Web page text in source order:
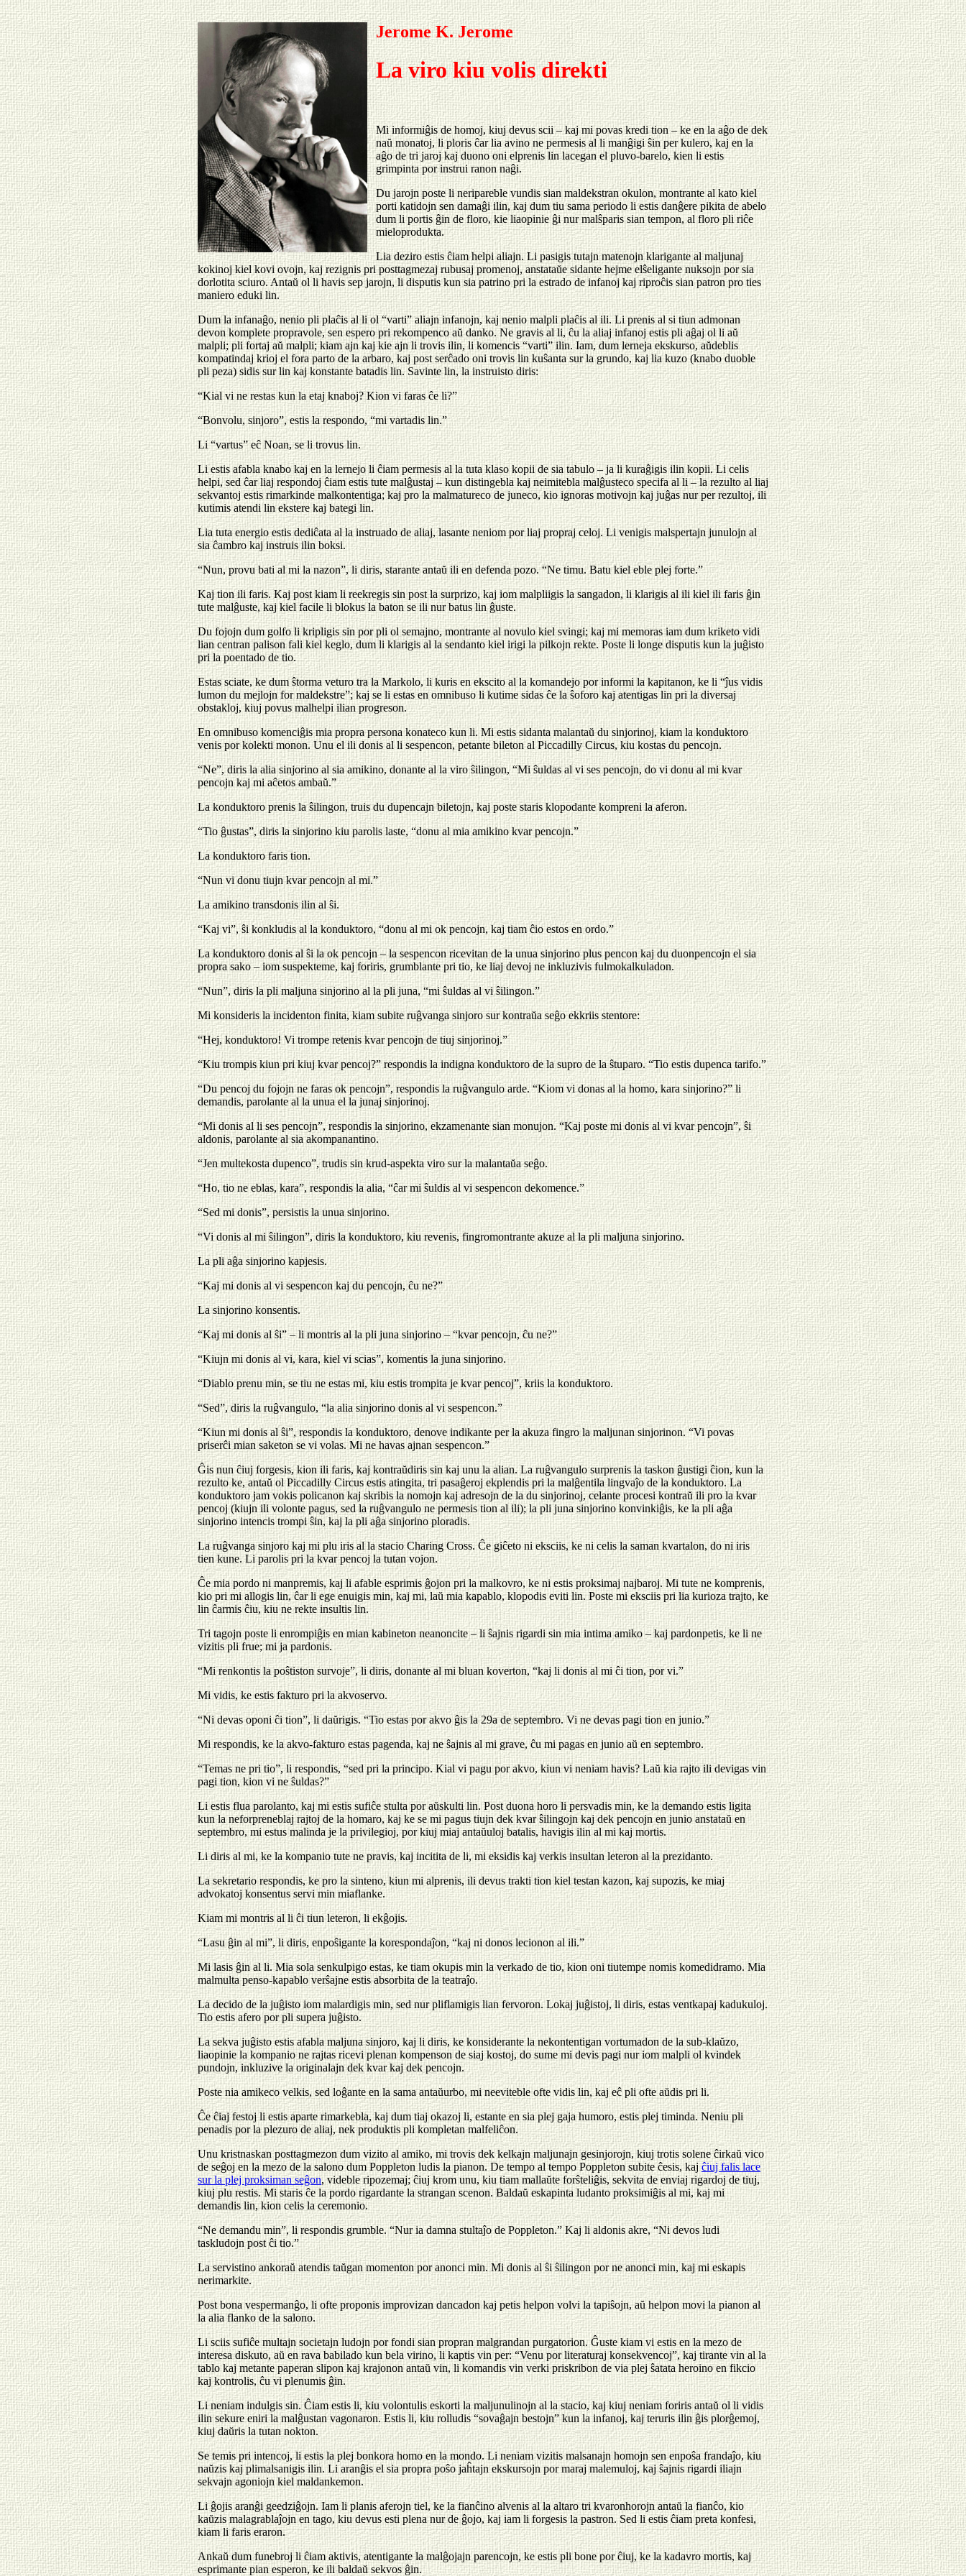
Jerome K. Jerome
La viro kiu volis direkti
Mi informiĝis de homoj, kiuj devus scii – kaj mi povas kredi tion – ke en la aĝo de dek
naŭ monatoj, li ploris ĉar lia avino ne permesis al li manĝigi ŝin per kulero, kaj en la
aĝo de tri jaroj kaj duono oni elprenis lin lacegan el pluvo-barelo, kien li estis
grimpinta por instrui ranon naĝi.
Du jarojn poste li neripareble vundis sian maldekstran okulon, montrante al kato kiel
porti katidojn sen damaĝi ilin, kaj dum tiu sama periodo li estis danĝere pikita de abelo
dum li portis ĝin de floro, kie liaopinie ĝi nur malŝparis sian tempon, al floro pli riĉe
mieloprodukta.
Lia deziro estis ĉiam helpi aliajn. Li pasigis tutajn matenojn klarigante al maljunaj
kokinoj kiel kovi ovojn, kaj rezignis pri posttagmezaj rubusaj promenoj, anstataŭe sidante hejme elŝeligante nuksojn por sia
dorlotita sciuro. Antaŭ ol li havis sep jarojn, li disputis kun sia patrino pri la estrado de infanoj kaj riproĉis sian patron pro ties
maniero eduki lin.
Dum la infanaĝo, nenio pli plaĉis al li ol “varti” aliajn infanojn, kaj nenio malpli plaĉis al ili. Li prenis al si tiun admonan
devon komplete propravole, sen espero pri rekompenco aŭ danko. Ne gravis al li, ĉu la aliaj infanoj estis pli aĝaj ol li aŭ
malpli; pli fortaj aŭ malpli; kiam ajn kaj kie ajn li trovis ilin, li komencis “varti” ilin. Iam, dum lerneja ekskurso, aŭdeblis
kompatindaj krioj el fora parto de la arbaro, kaj post serĉado oni trovis lin kuŝanta sur la grundo, kaj lia kuzo (knabo duoble
pli peza) sidis sur lin kaj konstante batadis lin. Savinte lin, la instruisto diris:
“Kial vi ne restas kun la etaj knaboj? Kion vi faras ĉe li?”
“Bonvolu, sinjoro”, estis la respondo, “mi vartadis lin.”
Li “vartus” eĉ Noan, se li trovus lin.
Li estis afabla knabo kaj en la lernejo li ĉiam permesis al la tuta klaso kopii de sia tabulo – ja li kuraĝigis ilin kopii. Li celis
helpi, sed ĉar liaj respondoj ĉiam estis tute malĝustaj – kun distingebla kaj neimitebla malĝusteco specifa al li – la rezulto al liaj
sekvantoj estis rimarkinde malkontentiga; kaj pro la malmatureco de juneco, kio ignoras motivojn kaj juĝas nur per rezultoj, ili
kutimis atendi lin ekstere kaj bategi lin.
Lia tuta energio estis dediĉata al la instruado de aliaj, lasante neniom por liaj propraj celoj. Li venigis malspertajn junulojn al
sia ĉambro kaj instruis ilin boksi.
“Nun, provu bati al mi la nazon”, li diris, starante antaŭ ili en defenda pozo. “Ne timu. Batu kiel eble plej forte.”
Kaj tion ili faris. Kaj post kiam li reekregis sin post la surprizo, kaj iom malpliigis la sangadon, li klarigis al ili kiel ili faris ĝin
tute malĝuste, kaj kiel facile li blokus la baton se ili nur batus lin ĝuste.
Du fojojn dum golfo li kripligis sin por pli ol semajno, montrante al novulo kiel svingi; kaj mi memoras iam dum kriketo vidi
lian centran palison fali kiel keglo, dum li klarigis al la sendanto kiel irigi la pilkojn rekte. Poste li longe disputis kun la juĝisto
pri la poentado de tio.
Estas sciate, ke dum ŝtorma veturo tra la Markolo, li kuris en ekscito al la komandejo por informi la kapitanon, ke li “ĵus vidis
lumon du mejlojn for maldekstre”; kaj se li estas en omnibuso li kutime sidas ĉe la ŝoforo kaj atentigas lin pri la diversaj
obstakloj, kiuj povus malhelpi ilian progreson.
En omnibuso komenciĝis mia propra persona konateco kun li. Mi estis sidanta malantaŭ du sinjorinoj, kiam la konduktoro
venis por kolekti monon. Unu el ili donis al li sespencon, petante bileton al Piccadilly Circus, kiu kostas du pencojn.
“Ne”, diris la alia sinjorino al sia amikino, donante al la viro ŝilingon, “Mi ŝuldas al vi ses pencojn, do vi donu al mi kvar
pencojn kaj mi aĉetos ambaŭ.”
La konduktoro prenis la ŝilingon, truis du dupencajn biletojn, kaj poste staris klopodante kompreni la aferon.
“Tio ĝustas”, diris la sinjorino kiu parolis laste, “donu al mia amikino kvar pencojn.”
La konduktoro faris tion.
“Nun vi donu tiujn kvar pencojn al mi.”
La amikino transdonis ilin al ŝi.
“Kaj vi”, ŝi konkludis al la konduktoro, “donu al mi ok pencojn, kaj tiam ĉio estos en ordo.”
La konduktoro donis al ŝi la ok pencojn – la sespencon ricevitan de la unua sinjorino plus pencon kaj du duonpencojn el sia
propra sako – iom suspekteme, kaj foriris, grumblante pri tio, ke liaj devoj ne inkluzivis fulmokalkuladon.
“Nun”, diris la pli maljuna sinjorino al la pli juna, “mi ŝuldas al vi ŝilingon.”
Mi konsideris la incidenton finita, kiam subite ruĝvanga sinjoro sur kontraŭa seĝo ekkriis stentore:
“Hej, konduktoro! Vi trompe retenis kvar pencojn de tiuj sinjorinoj.”
“Kiu trompis kiun pri kiuj kvar pencoj?” respondis la indigna konduktoro de la supro de la ŝtuparo. “Tio estis dupenca tarifo.”
“Du pencoj du fojojn ne faras ok pencojn”, respondis la ruĝvangulo arde. “Kiom vi donas al la homo, kara sinjorino?” li
demandis, parolante al la unua el la junaj sinjorinoj.
“Mi donis al li ses pencojn”, respondis la sinjorino, ekzamenante sian monujon. “Kaj poste mi donis al vi kvar pencojn”, ŝi
aldonis, parolante al sia akompanantino.
“Jen multekosta dupenco”, trudis sin krud-aspekta viro sur la malantaŭa seĝo.
“Ho, tio ne eblas, kara”, respondis la alia, “ĉar mi ŝuldis al vi sespencon dekomence.”
“Sed mi donis”, persistis la unua sinjorino.
“Vi donis al mi ŝilingon”, diris la konduktoro, kiu revenis, fingromontrante akuze al la pli maljuna sinjorino.
La pli aĝa sinjorino kapjesis.
“Kaj mi donis al vi sespencon kaj du pencojn, ĉu ne?”
La sinjorino konsentis.
“Kaj mi donis al ŝi” – li montris al la pli juna sinjorino – “kvar pencojn, ĉu ne?”
“Kiujn mi donis al vi, kara, kiel vi scias”, komentis la juna sinjorino.
“Diablo prenu min, se tiu ne estas mi, kiu estis trompita je kvar pencoj”, kriis la konduktoro.
“Sed”, diris la ruĝvangulo, “la alia sinjorino donis al vi sespencon.”
“Kiun mi donis al ŝi”, respondis la konduktoro, denove indikante per la akuza fingro la maljunan sinjorinon. “Vi povas
priserĉi mian saketon se vi volas. Mi ne havas ajnan sespencon.”
Ĝis nun ĉiuj forgesis, kion ili faris, kaj kontraŭdiris sin kaj unu la alian. La ruĝvangulo surprenis la taskon ĝustigi ĉion, kun la
rezulto ke, antaŭ ol Piccadilly Circus estis atingita, tri pasaĝeroj ekplendis pri la malĝentila lingvaĵo de la konduktoro. La
konduktoro jam vokis policanon kaj skribis la nomojn kaj adresojn de la du sinjorinoj, celante procesi kontraŭ ili pro la kvar
pencoj (kiujn ili volonte pagus, sed la ruĝvangulo ne permesis tion al ili); la pli juna sinjorino konvinkiĝis, ke la pli aĝa
sinjorino intencis trompi ŝin, kaj la pli aĝa sinjorino ploradis.
La ruĝvanga sinjoro kaj mi plu iris al la stacio Charing Cross. Ĉe giĉeto ni eksciis, ke ni celis la saman kvartalon, do ni iris
tien kune. Li parolis pri la kvar pencoj la tutan vojon.
Ĉe mia pordo ni manpremis, kaj li afable esprimis ĝojon pri la malkovro, ke ni estis proksimaj najbaroj. Mi tute ne komprenis,
kio pri mi allogis lin, ĉar li ege enuigis min, kaj mi, laŭ mia kapablo, klopodis eviti lin. Poste mi eksciis pri lia kurioza trajto, ke
lin ĉarmis ĉiu, kiu ne rekte insultis lin.
Tri tagojn poste li enrompiĝis en mian kabineton neanoncite – li ŝajnis rigardi sin mia intima amiko – kaj pardonpetis, ke li ne
vizitis pli frue; mi ja pardonis.
“Mi renkontis la poŝtiston survoje”, li diris, donante al mi bluan koverton, “kaj li donis al mi ĉi tion, por vi.”
Mi vidis, ke estis fakturo pri la akvoservo.
“Ni devas oponi ĉi tion”, li daŭrigis. “Tio estas por akvo ĝis la 29a de septembro. Vi ne devas pagi tion en junio.”
Mi respondis, ke la akvo-fakturo estas pagenda, kaj ne ŝajnis al mi grave, ĉu mi pagas en junio aŭ en septembro.
“Temas ne pri tio”, li respondis, “sed pri la principo. Kial vi pagu por akvo, kiun vi neniam havis? Laŭ kia rajto ili devigas vin
pagi tion, kion vi ne ŝuldas?”
Li estis flua parolanto, kaj mi estis sufiĉe stulta por aŭskulti lin. Post duona horo li persvadis min, ke la demando estis ligita
kun la neforpreneblaj rajtoj de la homaro, kaj ke se mi pagus tiujn dek kvar ŝilingojn kaj dek pencojn en junio anstataŭ en
septembro, mi estus malinda je la privilegioj, por kiuj miaj antaŭuloj batalis, havigis ilin al mi kaj mortis.
Li diris al mi, ke la kompanio tute ne pravis, kaj incitita de li, mi eksidis kaj verkis insultan leteron al la prezidanto.
La sekretario respondis, ke pro la sinteno, kiun mi alprenis, ili devus trakti tion kiel testan kazon, kaj supozis, ke miaj
advokatoj konsentus servi min miaflanke.
Kiam mi montris al li ĉi tiun leteron, li ekĝojis.
“Lasu ĝin al mi”, li diris, enpoŝigante la korespondaĵon, “kaj ni donos lecionon al ili.”
Mi lasis ĝin al li. Mia sola senkulpigo estas, ke tiam okupis min la verkado de tio, kion oni tiutempe nomis komedidramo. Mia
malmulta penso-kapablo verŝajne estis absorbita de la teatraĵo.
La decido de la juĝisto iom malardigis min, sed nur pliflamigis lian fervoron. Lokaj juĝistoj, li diris, estas ventkapaj kadukuloj.
Tio estis afero por pli supera juĝisto.
La sekva juĝisto estis afabla maljuna sinjoro, kaj li diris, ke konsiderante la nekontentigan vortumadon de la sub-klaŭzo,
liaopinie la kompanio ne rajtas ricevi plenan kompenson de siaj kostoj, do sume mi devis pagi nur iom malpli ol kvindek
pundojn, inkluzive la originalajn dek kvar kaj dek pencojn.
Poste nia amikeco velkis, sed loĝante en la sama antaŭurbo, mi neeviteble ofte vidis lin, kaj eĉ pli ofte aŭdis pri li.
Ĉe ĉiaj festoj li estis aparte rimarkebla, kaj dum tiaj okazoj li, estante en sia plej gaja humoro, estis plej timinda. Neniu pli
penadis por la plezuro de aliaj, nek produktis pli kompletan malfeliĉon.
Unu kristnaskan posttagmezon dum vizito al amiko, mi trovis dek kelkajn maljunajn gesinjorojn, kiuj trotis solene ĉirkaŭ vico
de seĝoj en la mezo de la salono dum Poppleton ludis la pianon. De tempo al tempo Poppleton subite ĉesis, kajĉiuj falis lace
sur la plej proksiman seĝon, videble ripozemaj; ĉiuj krom unu, kiu tiam mallaŭte forŝteliĝis, sekvita de enviaj rigardoj de tiuj,
kiuj plu restis. Mi staris ĉe la pordo rigardante la strangan scenon. Baldaŭ eskapinta ludanto proksimiĝis al mi, kaj mi
demandis lin, kion celis la ceremonio.
“Ne demandu min”, li respondis grumble. “Nur ia damna stultaĵo de Poppleton.” Kaj li aldonis akre, “Ni devos ludi
taskludojn post ĉi tio.”
La servistino ankoraŭ atendis taŭgan momenton por anonci min. Mi donis al ŝi ŝilingon por ne anonci min, kaj mi eskapis
nerimarkite.
Post bona vespermanĝo, li ofte proponis improvizan dancadon kaj petis helpon volvi la tapiŝojn, aŭ helpon movi la pianon al
la alia flanko de la salono.
Li sciis sufiĉe multajn societajn ludojn por fondi sian propran malgrandan purgatorion. Ĝuste kiam vi estis en la mezo de
interesa diskuto, aŭ en rava babilado kun bela virino, li kaptis vin per: “Venu por literaturaj konsekvencoj”, kaj tirante vin al la
tablo kaj metante paperan slipon kaj krajonon antaŭ vin, li komandis vin verki priskribon de via plej ŝatata heroino en fikcio
kaj kontrolis, ĉu vi plenumis ĝin.
Li neniam indulgis sin. Ĉiam estis li, kiu volontulis eskorti la maljunulinojn al la stacio, kaj kiuj neniam foriris antaŭ ol li vidis
ilin sekure eniri la malĝustan vagonaron. Estis li, kiu rolludis “sovaĝajn bestojn” kun la infanoj, kaj teruris ilin ĝis plorĝemoj,
kiuj daŭris la tutan nokton.
Se temis pri intencoj, li estis la plej bonkora homo en la mondo. Li neniam vizitis malsanajn homojn sen enpoŝa frandaĵo, kiu
naŭzis kaj plimalsanigis ilin. Li aranĝis el sia propra poŝo jaĥtajn ekskursojn por maraj malemuloj, kaj ŝajnis rigardi iliajn
sekvajn agoniojn kiel maldankemon.
Li ĝojis aranĝi geedziĝojn. Iam li planis aferojn tiel, ke la fianĉino alvenis al la altaro tri kvaronhorojn antaŭ la fianĉo, kio
kaŭzis malagrablaĵojn en tago, kiu devus esti plena nur de ĝojo, kaj iam li forgesis la pastron. Sed li estis ĉiam preta konfesi,
kiam li faris eraron.
Ankaŭ dum funebroj li ĉiam aktivis, atentigante la malĝojajn parencojn, ke estis pli bone por ĉiuj, ke la kadavro mortis, kaj
esprimante pian esperon, ke ili baldaŭ sekvos ĝin.